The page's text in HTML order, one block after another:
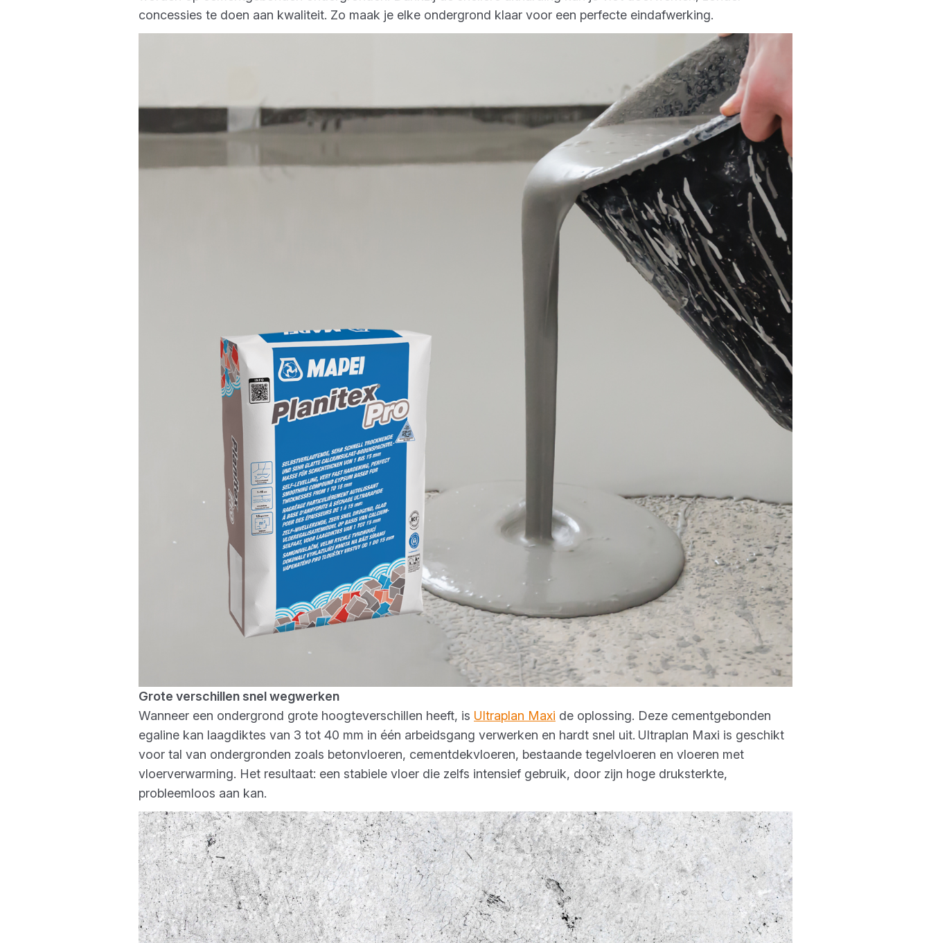
concessies te doen aan kwaliteit. Zo maak je elke ondergrond klaar voor een perfecte eindafwerking.
Grote verschillen snel wegwerken
Wanneer een ondergrond grote hoogteverschillen heeft, is Ultraplan Maxi de oplossing. Deze cementgebonden
egaline kan laagdiktes van 3 tot 40 mm in één arbeidsgang verwerken en hardt snel uit. Ultraplan Maxi is geschikt
voor tal van ondergronden zoals betonvloeren, cementdekvloeren, bestaande tegelvloeren en vloeren met
vloerverwarming. Het resultaat: een stabiele vloer die zelfs intensief gebruik, door zijn hoge druksterkte,
probleemloos aan kan.